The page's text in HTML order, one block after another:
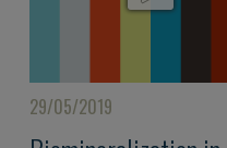
29/05/2019